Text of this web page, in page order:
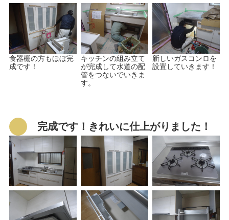
食器棚の方もほぼ完
成です！
キッチンの組み立て
が完成して水道の配
管をつないでいきま
す。
新しいガスコンロを
設置していきます！
完成です！きれいに仕上がりました！